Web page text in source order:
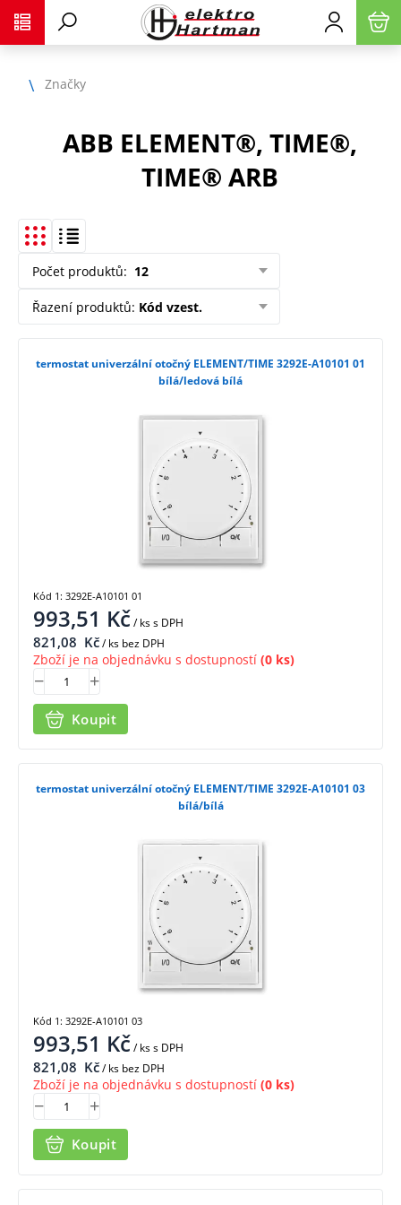
Značky
ABB ELEMENT®, TIME®,
TIME® ARB
Počet produktů: 12
Řazení produktů: Kód vzest.
termostat univerzální otočný ELEMENT/TIME 3292E-A10101 01
bílá/ledová bílá
993,51 Kč/ kss DPH
821,08 Kč/ ks bez DPH
Zboží je na objednávku s dostupností (0 ks)
Koupit
Kód 1: 3292E-A10101 01
termostat univerzální otočný ELEMENT/TIME 3292E-A10101 03
bílá/bílá
993,51 Kč/ kss DPH
821,08 Kč/ ks bez DPH
Zboží je na objednávku s dostupností (0 ks)
Koupit
Kód 1: 3292E-A10101 03